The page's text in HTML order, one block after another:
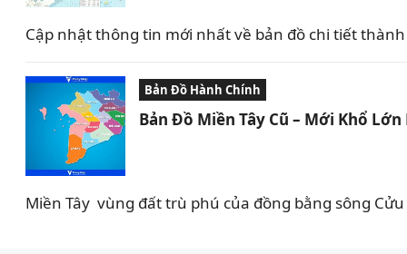
Cập nhật thông tin mới nhất về bản đồ chi tiết
Bản Đồ Hành Chính
Bản Đồ Miền Tây Cũ – Mới Khổ
Miền Tây vùng đất trù phú của đồng bằng sông